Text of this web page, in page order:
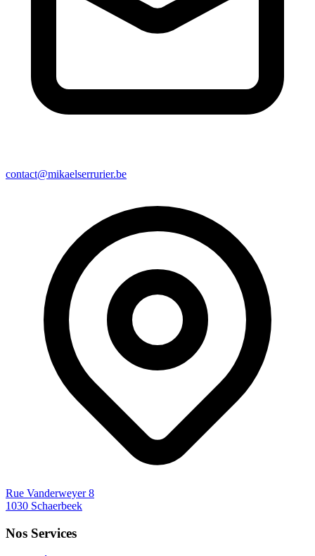
contact@mikaelserrurier.be
Rue Vanderweyer 8
1030 Schaerbeek
Nos Services